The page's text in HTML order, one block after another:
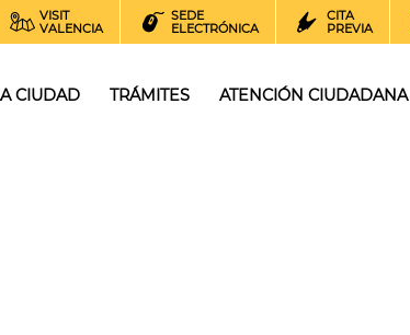
VISIT
VALENCIA
SEDE
ELECTRÓNICA
CITA
PREVIA
CIUDAD TRÁMITES ATENCIÓN CIUDADANA